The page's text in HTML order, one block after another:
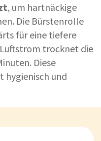
, um hartnäckige
Die Bürstenrolle
für eine tiefere
trocknet die
Diese
hygienisch und